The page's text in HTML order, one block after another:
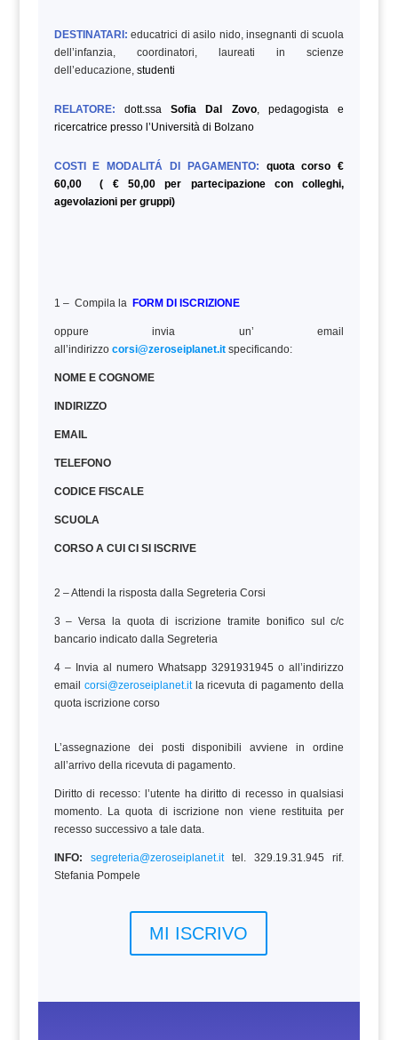
DESTINATARI: educatrici di asilo nido, insegnanti di scuola
dell’infanzia, coordinatori, laureati in scienze
dell’educazione, studenti
RELATORE: dott.ssaSofia Dal Zovo, pedagogista e
ricercatrice presso l’Università di Bolzano
COSTI E MODALITÁ DI PAGAMENTO:
quota corso €
60,00 ( € 50,00 per partecipazione con colleghi,
agevolazioni per gruppi)
1 – Compila la FORM DI ISCRIZIONE
oppure invia un’ email
all’indirizzo corsi@zeroseiplanet.itspecificando:
NOME E COGNOME
INDIRIZZO
EMAIL
TELEFONO
CODICE FISCALE
SCUOLA
CORSO A CUI CI SI ISCRIVE
2 – Attendi la risposta dalla Segreteria Corsi
3 – Versa la quota di iscrizione tramite bonifico sul c/c
bancario indicato dalla Segreteria
4 – Invia al numero Whatsapp 3291931945 o all’indirizzo
email corsi@zeroseiplanet.itla ricevuta di pagamento della
quota iscrizione corso
L’assegnazione dei posti disponibili avviene in ordine
all’arrivo della ricevuta di pagamento.
Diritto di recesso: l’utente ha diritto di recesso in qualsiasi
momento. La quota di iscrizione non viene restituita per
recesso successivo a tale data.
INFO: segreteria@zeroseiplanet.ittel. 329.19.31.945 rif.
Stefania Pompele
MI ISCRIVO